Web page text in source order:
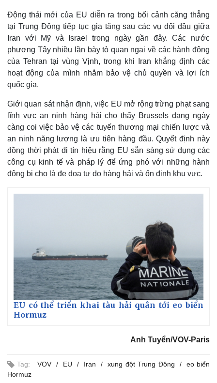
Thế giới
Quan sát
Cuộc sống đó đây
Multimedia
Video
Ảnh
Động thái mới của EU diễn ra trong bối cảnh căng thẳng
tại Trung Đông tiếp tục gia tăng sau các vụ đối đầu giữa
Iran với Mỹ và Israel trong ngày gần đây. Các nước
phương Tây nhiều lần bày tỏ quan ngại về các hành động
của Tehran tại vùng Vịnh, trong khi Iran khẳng định các
hoạt động của mình nhằm bảo vệ chủ quyền và lợi ích
quốc gia.
Giới quan sát nhận định, việc EU mở rộng trừng phạt sang
lĩnh vực an ninh hàng hải cho thấy Brussels đang ngày
càng coi việc bảo vệ các tuyến thương mại chiến lược và
an ninh năng lượng là ưu tiên hàng đầu. Quyết định này
đồng thời phát đi tín hiệu rằng EU sẵn sàng sử dụng các
công cụ kinh tế và pháp lý để ứng phó với những hành
động bị cho là đe dọa tự do hàng hải và ổn định khu vực.
EU có thể triển khai tàu hải quân tới eo biển
Hormuz
Anh Tuyển/VOV-Paris
Tag: VOV EU Iran xung đột Trung Đông
eo biển
Hormuz